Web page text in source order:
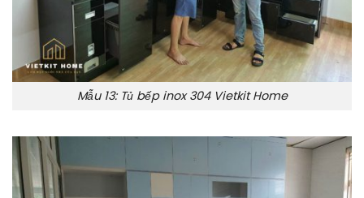
Mẫu 13: Tủ bếp inox 304 Vietkit Home